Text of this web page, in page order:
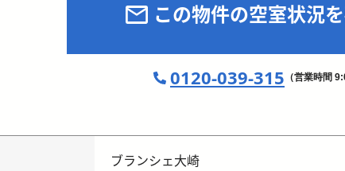
この物件の空室状況
0120-039-315 （営業時間
ブランシェ大崎